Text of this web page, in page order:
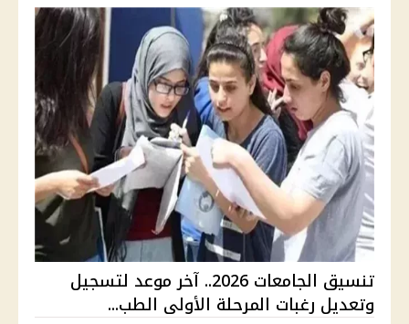
تنسيق الجامعات 2026.. آخر موعد لتسجيل
وتعديل رغبات المرحلة الأولى الطب...